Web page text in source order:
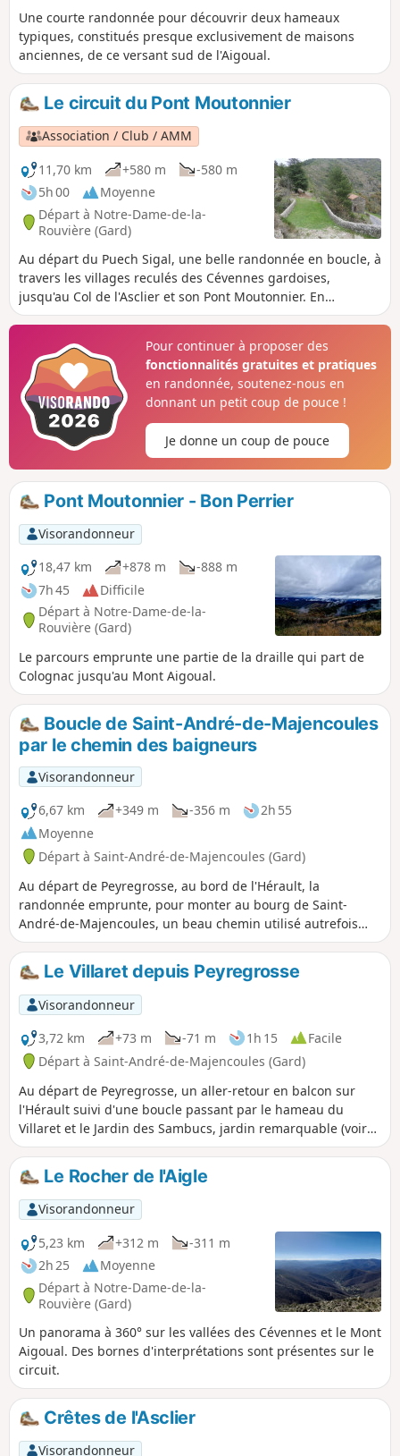
Une courte randonnée pour découvrir deux hameaux
typiques, constitués presque exclusivement de maisons
anciennes, de ce versant sud de l'Aigoual.
Le circuit du Pont Moutonnier
Association / Club / AMM
11,70 km
+580 m
-580 m
5h 00
Moyenne
Départ à Notre-Dame-de-la-
Rouvière (Gard)
Au départ du Puech Sigal, une belle randonnée en boucle, à
travers les villages reculés des Cévennes gardoises,
jusqu'au Col de l'Asclier et son Pont Moutonnier. En
rajoutant une heure trente de temps de parcours, le départ
Rouvière.
Pour continuer à proposer des
fonctionnalités gratuites et pratiques
en randonnée, soutenez-nous en
donnant un petit coup de pouce !
Je donne un coup de pouce
Pont Moutonnier - Bon Perrier
Visorandonneur
18,47 km
+878 m
-888 m
7h 45
Difficile
Départ à Notre-Dame-de-la-
Rouvière (Gard)
Le parcours emprunte une partie de la draille qui part de
Colognac jusqu'au Mont Aigoual.
Boucle de Saint-André-de-Majencoules
par le chemin des baigneurs
Visorandonneur
6,67 km
+349 m -356 m
2h 55
Moyenne
Départ à Saint-André-de-Majencoules (Gard)
Au départ de Peyregrosse, au bord de l'Hérault, la
randonnée emprunte, pour monter au bourg de Saint-
André-de-Majencoules, un beau chemin utilisé autrefois
par les jeunes villageois pour aller se baigner dans le
fleuve. Elle se poursuit par une boucle permettant de visiter
le village et ses alentours.
Le Villaret depuis Peyregrosse
Visorandonneur
3,72 km
+73 m -71 m 1h 15
Facile
Départ à Saint-André-de-Majencoules (Gard)
Au départ de Peyregrosse, un aller-retour en balcon sur
l'Hérault suivi d'une boucle passant par le hameau du
Villaret et le Jardin des Sambucs, jardin remarquable (voir
les périodes d'ouverture).
Le Rocher de l'Aigle
Visorandonneur
5,23 km
+312 m
-311 m
2h 25
Moyenne
Départ à Notre-Dame-de-la-
Rouvière (Gard)
Un panorama à 360° sur les vallées des Cévennes et le Mont
Aigoual. Des bornes d'interprétations sont présentes sur le
circuit.
Crêtes de l'Asclier
Visorandonneur